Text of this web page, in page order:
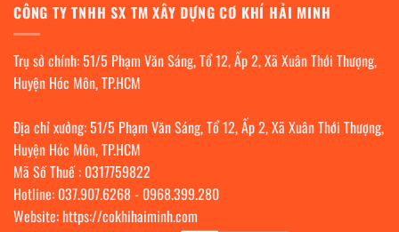
CÔNG TY TNHH SX TM XÂY DỰNG CƠ KHÍ HẢI MINH
Trụ sở chính: 51/5 Phạm Văn Sáng, Tổ 12, Ấp 2, Xã Xuân Thới Thượng,
Huyện Hóc Môn, TP.HCM
Địa chỉ xưởng: 51/5 Phạm Văn Sáng, Tổ 12, Ấp 2, Xã Xuân Thới Thượng,
Huyện Hóc Môn, TP.HCM
Mã Số Thuế : 0317759822
Hotline: 037.907.6268- 0968.399.280
Website: https://cokhihaiminh.com